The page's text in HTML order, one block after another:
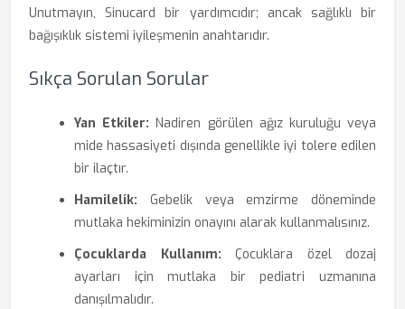
Unutmayın, Sinucard bir yardımcıdır; ancak sağlıklı bir
bağışıklık sistemi iyileşmenin anahtarıdır.
Sıkça Sorulan Sorular
Yan Etkiler: Nadiren görülen ağız kuruluğu veya
mide hassasiyeti dışında genellikle iyi tolere edilen
bir ilaçtır.
Hamilelik: Gebelik veya emzirme döneminde
mutlaka hekiminizin onayını alarak kullanmalısınız.
Çocuklarda Kullanım: Çocuklara özel dozaj
ayarları için mutlaka bir pediatri uzmanına
danışılmalıdır.